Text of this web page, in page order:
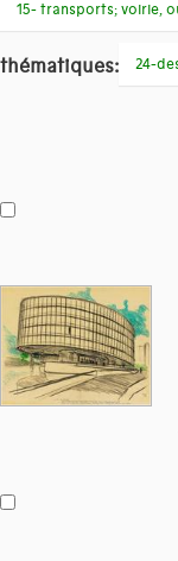
15- transports; voirie,
thématiques: 24-